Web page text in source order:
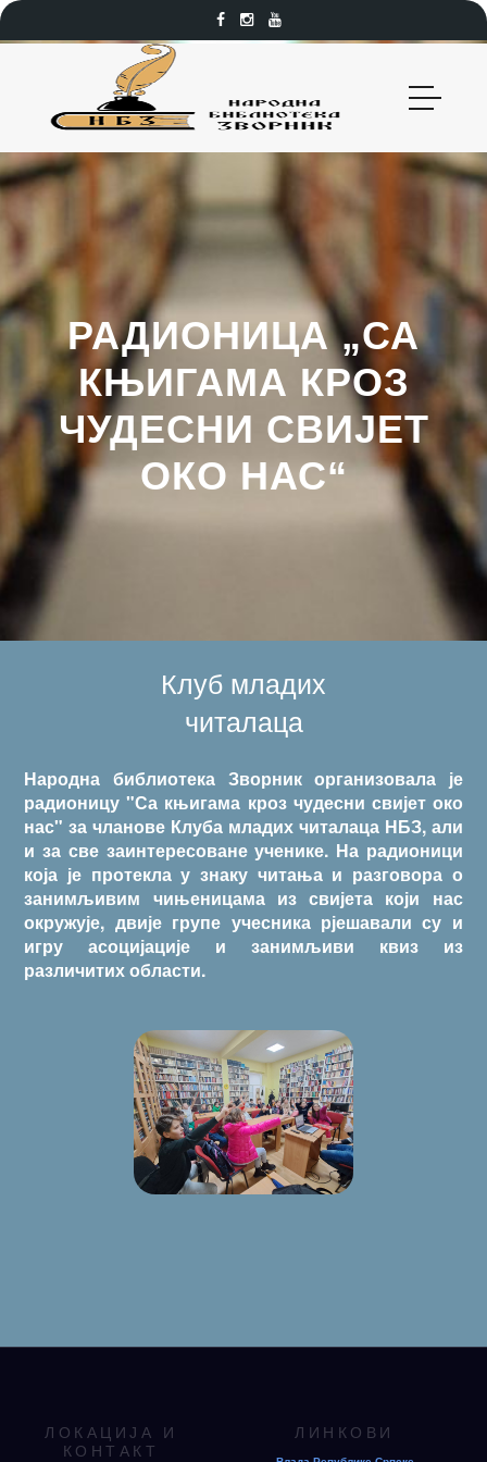
РАДИОНИЦА „СА
КЊИГАМА КРОЗ
ЧУДЕСНИ СВИЈЕТ
ОКО НАС“
Клуб младих
читалаца
Народна библиотека Зворник организовала је
радионицу "Са књигама кроз чудесни свијет око
нас" за чланове Клуба младих читалаца НБЗ, али
и за све заинтересоване ученике. На радионици
која је протекла у знаку читања и разговора о
занимљивим чињеницама из свијета који нас
окружује, двије групе учесника рјешавали су и
игру асоцијације и занимљиви квиз из
различитих области.
ЛОКАЦИЈА И
КОНТАКТ
ЛИНКОВИ